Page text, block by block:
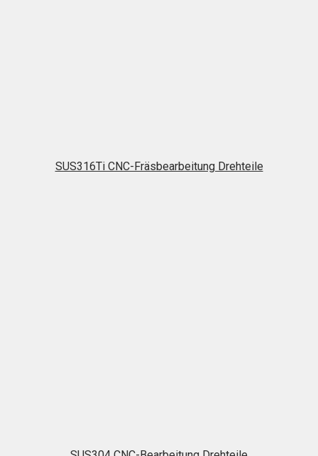
SUS316Ti CNC-Fräsbearbeitung Drehteile